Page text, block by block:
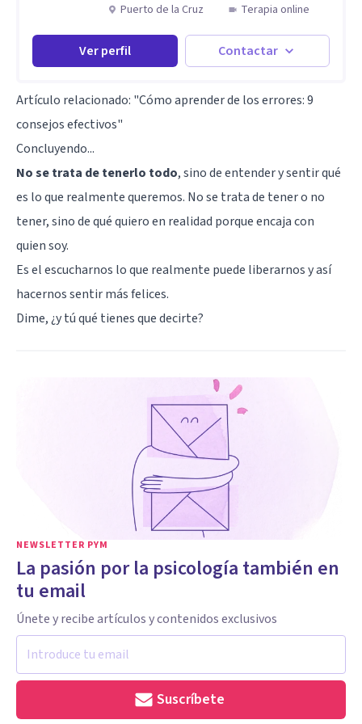
Puerto de la Cruz
Terapia online
Ver perfil Contactar
Artículo relacionado: "Cómo aprender de los errores: 9
consejos efectivos"
Concluyendo...
No se trata de tenerlo todo, sino de entender y sentir qué
es lo que realmente queremos. No se trata de tener o no
tener, sino de qué quiero en realidad porque encaja con
quien soy.
Es el escucharnos lo que realmente puede liberarnos y así
hacernos sentir más felices.
Dime, ¿y tú qué tienes que decirte?
NEWSLETTER PYM
La pasión por la psicología también en
tu email
Únete y recibe artículos y contenidos exclusivos
Suscríbete